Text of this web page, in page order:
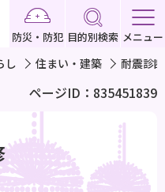
防災・防犯 目的別検索 メニュー
し 住まい・建築 耐震診
ページID：835451839